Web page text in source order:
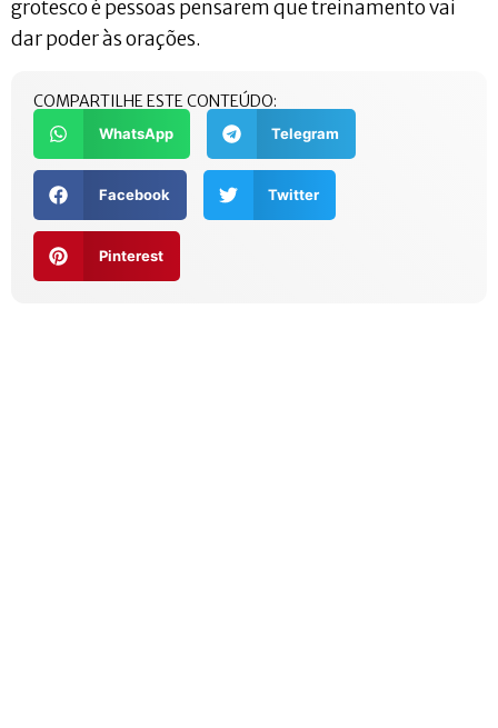
grotesco é pessoas pensarem que treinamento vai
dar poder às orações.
COMPARTILHE ESTE CONTEÚDO:
WhatsApp Telegram
Facebook Twitter
Pinterest